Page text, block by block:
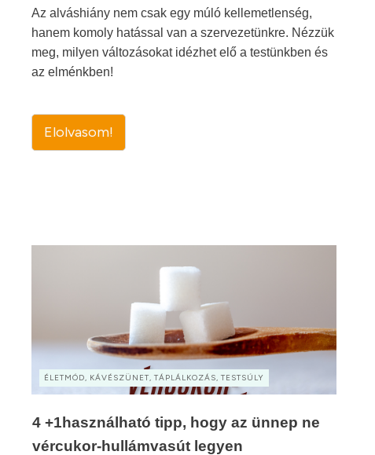
Az alváshiány nem csak egy múló kellemetlenség,
hanem komoly hatással van a szervezetünkre. Nézzük
meg, milyen változásokat idézhet elő a testünkben és
az elménkben!
Elolvasom!
ÉLETMÓD, KÁVÉSZÜNET, TÁPLÁLKOZÁS, TESTSÚLY
4 +1használható tipp, hogy az ünnep ne
vércukor-hullámvasút legyen